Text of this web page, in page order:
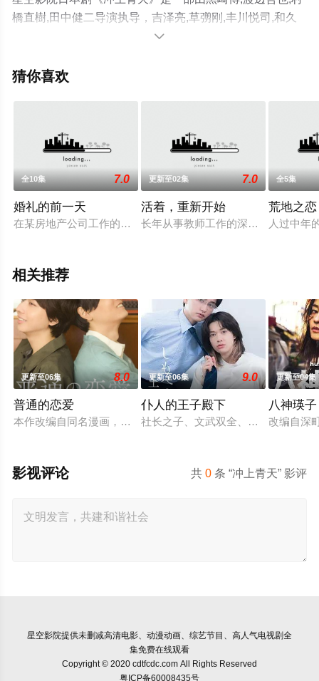
橋直樹,田中健二导演执导，吉泽亮,草彅刚,丰川悦司,和久
井映见,小林薰,桥本爱,玉木宏,村川绘梨,藤野凉子,高良健吾,
美,竹中直人,堤真一,木村佳乃,渡边一计,津田宽治,平田满,渡
（全41集），手机免费观看高清无删减完整版电视剧全集
就上星空影视，更多相关信息可移步至豆瓣电视剧、电视
猫或剧情网等平台了解。

猜你喜欢
全10集 7.0
婚礼的前一天
在某房地产公司工作的美丽姑娘芦泽瞳（香里奈 饰），从小受
更新至02集 7.0
活着，重新开始
长年从事教师工作的深谷善辅（馆博
全5集
荒地之恋
人过中年
相关推荐
更新至06集 8.0
普通的恋爱
本作改编自同名漫画，是一部以处于上下级关系的文原一良与
更新至06集 9.0
仆人的王子殿下
社长之子、文武双全、校内站在金字
更新至04集
八神瑛
改编自深
共0 条 “冲上青天” 影评
影视评论
星空影院提供未删减高清电影、动漫动画、综艺节目、高人气电视剧全
集免费在线观看
Copyright © 2020 cdtfcdc.com All Rights Reserved
粤ICP备60008435号